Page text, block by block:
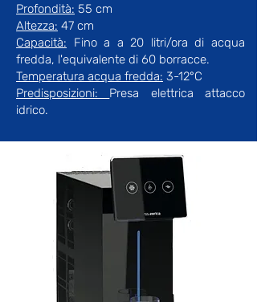
Profondità: 55 cm
Altezza: 47 cm
Capacità: Fino a a 20 litri/ora di acqua
fredda, l'equivalente di 60 borracce.
Temperatura acqua fredda: 3-12°C
Predisposizioni: Presa elettrica attacco
idrico.